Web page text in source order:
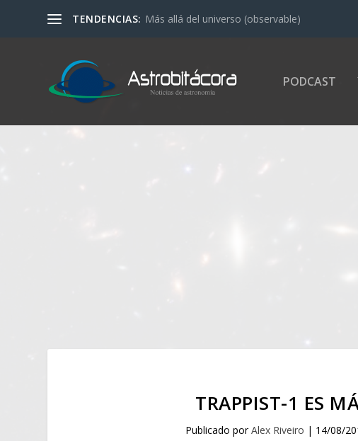
TENDENCIAS: Más allá del universo (observable)
PODCAST
TRAPPIST-1 ES
Publicado porAlex Riveiro | 14/08/